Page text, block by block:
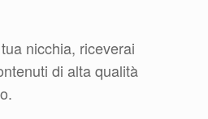
nicchia, riceverai
di alta qualità